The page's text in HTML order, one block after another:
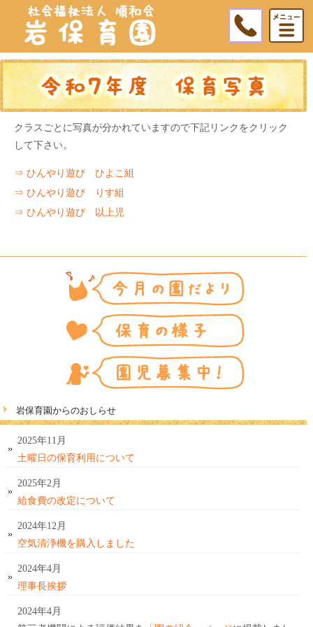
クラスごとに写真が分かれていますので下記リンクをクリック
して下さい。
⇒ ひんやり遊び ひよこ組
⇒ ひんやり遊び りす組
⇒ ひんやり遊び 以上児
岩保育園からのおしらせ
2025年11月
土曜日の保育利用について
2025年2月
給食費の改定について
2024年12月
空気清浄機を購入しました
2024年4月
理事長挨拶
2024年4月